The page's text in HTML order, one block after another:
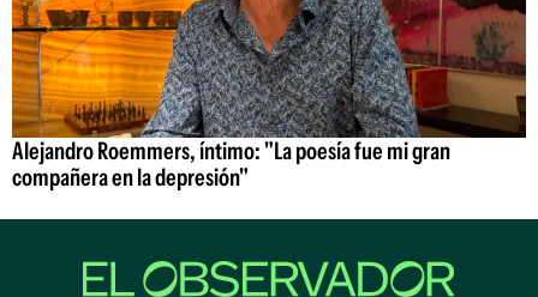
Alejandro Roemmers, íntimo: "La poesía fue mi gran
compañera en la depresión"